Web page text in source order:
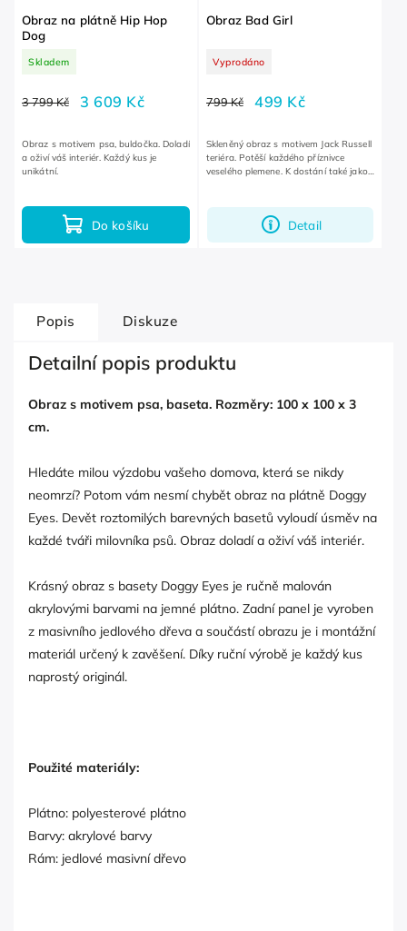
Obraz na plátně Hip Hop
Dog
Skladem
3 799 Kč 3 609 Kč
Do košíku
Obraz s motivem psa, buldočka. Doladí
a oživí váš interiér. Každý kus je
unikátní.
Obraz Bad Girl
Vyprodáno
799 Kč 499 Kč
Detail
Skleněný obraz s motivem Jack Russell
teriéra. Potěší každého příznivce
veselého plemene. K dostání také jako
Popis Diskuze
Detailní popis produktu
Obraz s motivem psa, baseta. Rozměry: 100 x 100 x 3
cm.
Hledáte milou výzdobu vašeho domova, která se nikdy
neomrzí? Potom vám nesmí chybět obraz na plátně Doggy
Eyes. Devět roztomilých barevných basetů vyloudí úsměv na
každé tváři milovníka psů. Obraz doladí a oživí váš interiér.
Krásný obraz s basety Doggy Eyes je ručně malován
akrylovými barvami na jemné plátno. Zadní panel je vyroben
z masivního jedlového dřeva a součástí obrazu je i montážní
materiál určený k zavěšení. Díky ruční výrobě je každý kus
naprostý originál.
Použité materiály:
Plátno: polyesterové plátno
Barvy: akrylové barvy
Rám: jedlové masivní dřevo